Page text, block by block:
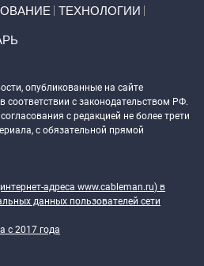
ТЕХНОЛОГИИ
опубликованные на сайте
соответствии с законодательством РФ.
с редакцией не более трети
с обязательной прямой
адреса www.cableman.ru) в
данных пользователей сети
c 2017 года